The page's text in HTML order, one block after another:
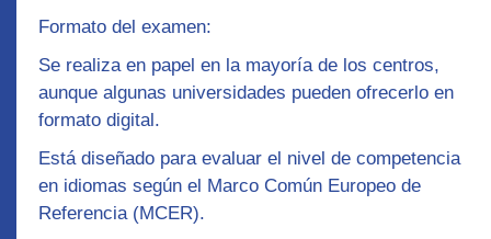
Formato del examen:
Se realiza en papel en la mayoría de los centros,
aunque algunas universidades pueden ofrecerlo en
formato digital.
Está diseñado para evaluar el nivel de competencia
en idiomas según el Marco Común Europeo de
Referencia(MCER).